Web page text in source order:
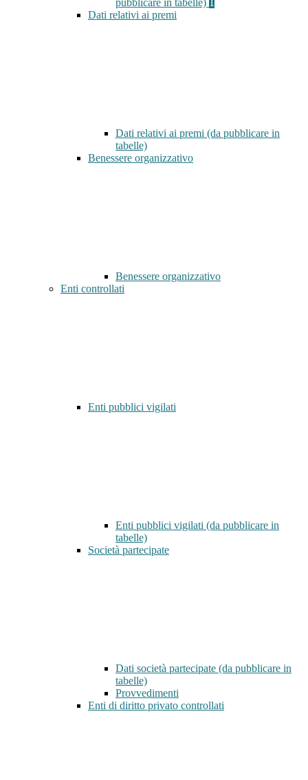
pubblicare in tabelle)
Dati relativi ai premi
Dati relativi ai premi (da pubblicare in
tabelle)
Benessere organizzativo
Benessere organizzativo
Enti controllati
Enti pubblici vigilati
Enti pubblici vigilati (da pubblicare in
tabelle)
Società partecipate
Dati società partecipate (da pubblicare in
tabelle)
Provvedimenti
Enti di diritto privato controllati